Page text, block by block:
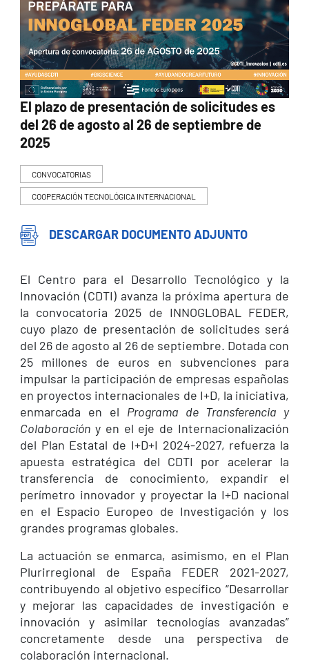
El plazo de presentación de solicitudes es
del 26 de agosto al 26 de septiembre de
2025
CONVOCATORIAS
COOPERACIÓN TECNOLÓGICA INTERNACIONAL
DESCARGAR DOCUMENTO ADJUNTO
El Centro para el Desarrollo Tecnológico y la
Innovación (CDTI) avanza la próxima apertura de
la convocatoria 2025 de INNOGLOBAL FEDER,
cuyo plazo de presentación de solicitudes será
del 26 de agosto al 26 de septiembre. Dotada con
25 millones de euros en subvenciones para
impulsar la participación de empresas españolas
en proyectos internacionales de I+D, la iniciativa,
enmarcada en el Programa de Transferencia y
Colaboración y en el eje de Internacionalización
del Plan Estatal de I+D+I 2024-2027, refuerza la
apuesta estratégica del CDTI por acelerar la
transferencia de conocimiento, expandir el
perímetro innovador y proyectar la I+D nacional
en el Espacio Europeo de Investigación y los
grandes programas globales.
La actuación se enmarca, asimismo, en el Plan
Plurirregional de España FEDER 2021-2027,
contribuyendo al objetivo específico “Desarrollar
y mejorar las capacidades de investigación e
innovación y asimilar tecnologías avanzadas”
concretamente desde una perspectiva de
colaboración internacional.